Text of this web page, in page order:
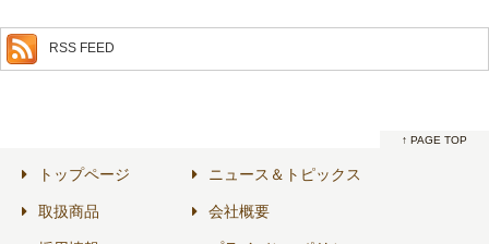
RSS FEED
↑ PAGE TOP
トップページ
取扱商品
ニュース＆トピックス
会社概要